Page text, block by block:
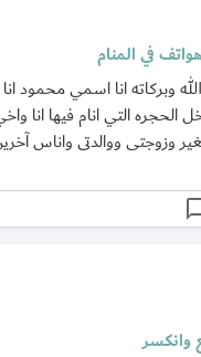
وبركاته انا اسمي محمود
التي انام فيها انا
وزوجتى ووالدتى واناس
وانكسر